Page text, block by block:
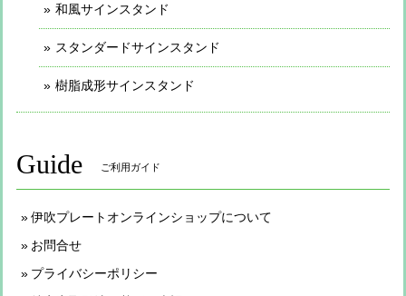
和風サインスタンド
スタンダードサインスタンド
樹脂成形サインスタンド
Guide ご利用ガイド
伊吹プレートオンラインショップについて
お問合せ
プライバシーポリシー